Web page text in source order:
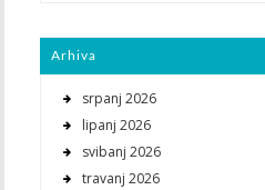
Arhiva
srpanj 2026
lipanj 2026
svibanj 2026
travanj 2026